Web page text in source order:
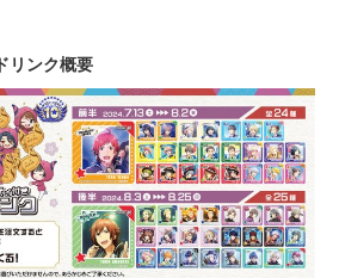
リンク概要